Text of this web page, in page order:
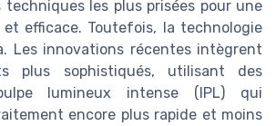
techniques les plus prisées pour une
efficace. Toutefois, la technologie
Les innovations récentes intègrent
plus sophistiqués, utilisant des
lumineux intense (IPL) qui
encore plus rapide et moins